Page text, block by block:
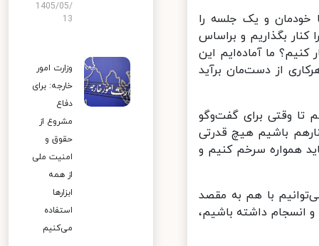
و یک جلسه را
بگذاریم و براساس
ما آماده‌ایم این
از دست‌مان برآید
تا وقتی برای گفت‌وگو
باشیم هیچ قدرتی
همواره سرخم کنیم و
با هم به مقصد
داشته باشیم،
1405/05/
13
وزارت امور
خارجه: برای
دفاع
مشروع از
حقوق و
امنیت ملی
از همه
ابزارها
استفاده
می‌کنیم